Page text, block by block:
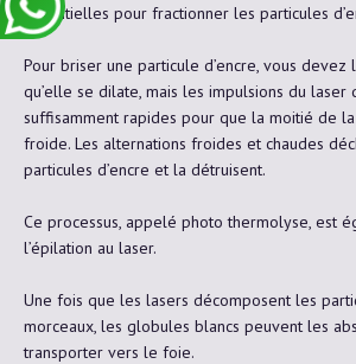
essentielles pour fractionner les particules
Pour briser une particule d’encre, vous
qu’elle se dilate, mais les impulsions du laser
suffisamment rapides pour que la moitié de
froide. Les alternations froides et chaudes
particules d’encre et la détruisent.
Ce processus, appelé photo thermolyse, est
l’épilation au laser.
Une fois que les lasers décomposent les
morceaux, les globules blancs peuvent les
transporter vers le foie.